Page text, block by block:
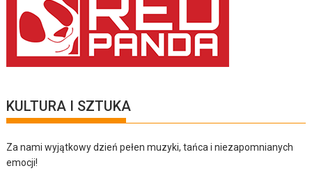
KULTURA I SZTUKA
Za nami wyjątkowy dzień pełen muzyki, tańca i niezapomnianych
emocji!